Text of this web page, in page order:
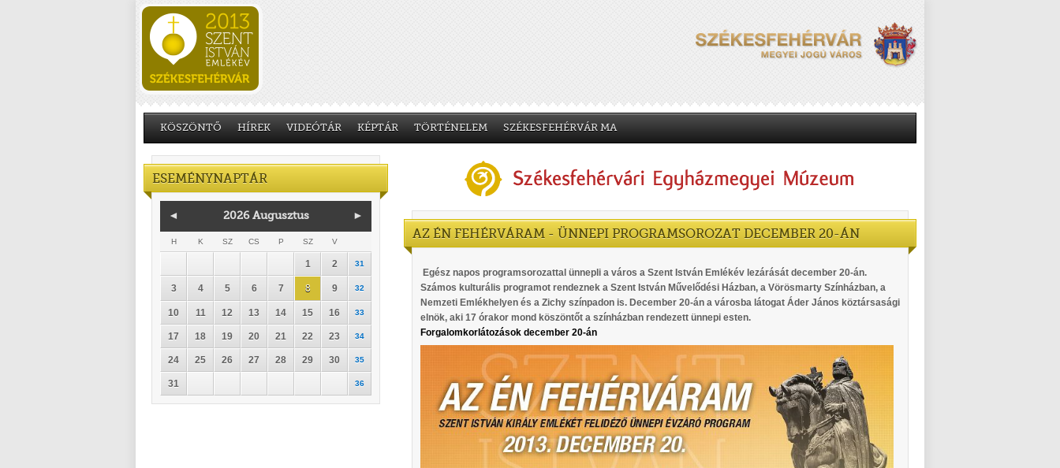
KÖSZÖNTŐ HÍREK VIDEÓTÁR KÉPTÁR TÖRTÉNELEM SZÉKESFEHÉRVÁR MA
AZ ÉN FEHÉRVÁRAM - ÜNNEPI PROGRAMSOROZAT DECEMBER 20-ÁN
Egész napos programsorozattal ünnepli a város a Szent István Emlékév lezárását december 20-án.
Számos kulturális programot rendeznek a Szent István Művelődési Házban, a Vörösmarty Színházban, a
Nemzeti Emlékhelyen és a Zichy színpadon is. December 20-án a városba látogat Áder János köztársasági
elnök, aki 17 órakor mond köszöntőt a színházban rendezett ünnepi esten.
Forgalomkorlátozások december 20-án
ESEMÉNYNAPTÁR
◄ 2026 Augusztus ►
H K SZ CS P SZ V
1 2 31
3 4 5 6 7 8 9 32
10 11 12 13 14 15 16 33
17 18 19 20 21 22 23 34
24 25 26 27 28 29 30 35
31 36